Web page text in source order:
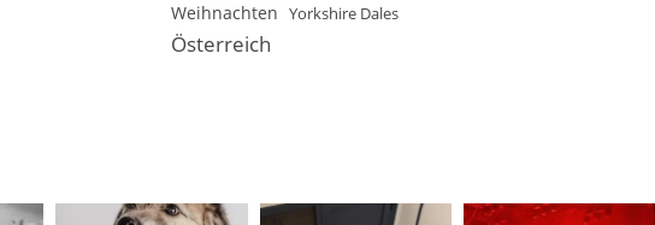
Weihnachten Yorkshire Dales
Österreich